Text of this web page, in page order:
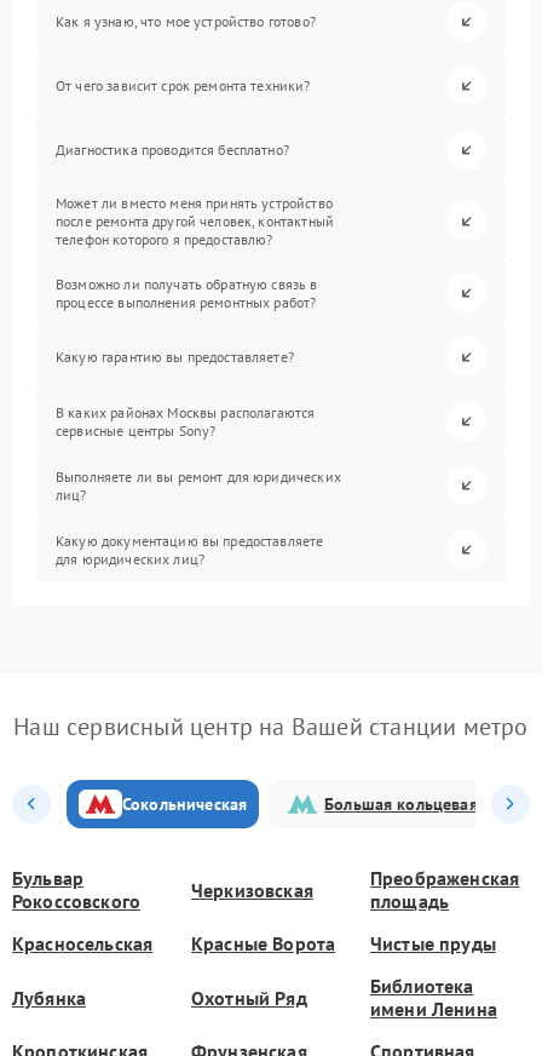
Как я узнаю, что мое устройство готово?
От чего зависит срок ремонта техники?
Диагностика проводится бесплатно?
Может ли вместо меня принять устройство
после ремонта другой человек, контактный
телефон которого я предоставлю?
Возможно ли получать обратную связь в
процессе выполнения ремонтных работ?
Какую гарантию вы предоставляете?
В каких районах Москвы располагаются
сервисные центры Sony?
Выполняете ли вы ремонт для юридических
лиц?
Какую документацию вы предоставляете
для юридических лиц?
Наш сервисный центр на Вашей станции метро
Сокольническая Большая кольцевая
Бульвар
Рокоссовского
Черкизовская
Преображенская
площадь
Красносельская
Красные Ворота Чистые пруды
Лубянка Охотный Ряд
Библиотека
имени Ленина
Кропоткинская
Фрунзенская Спортивная